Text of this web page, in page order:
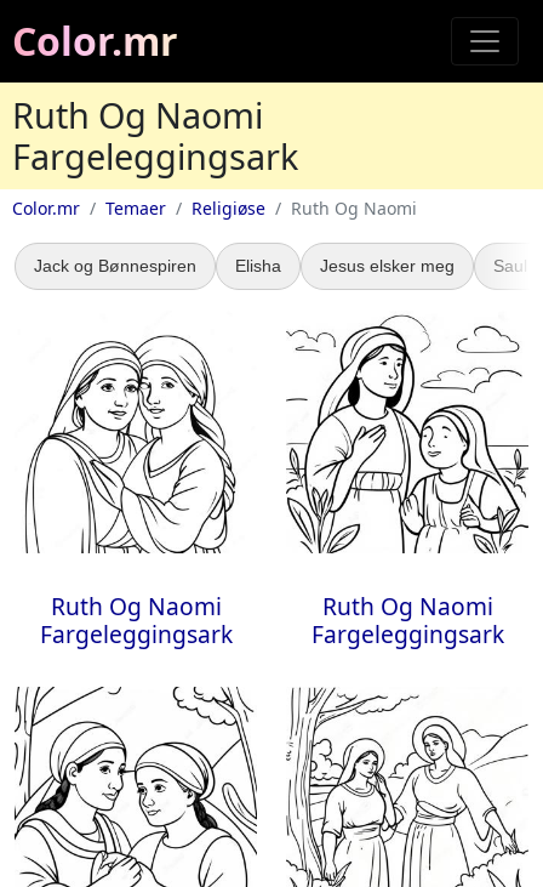
Color.mr
Ruth Og Naomi
Fargeleggingsark
Color.mr Temaer Religiøse Ruth Og Naomi
Jack og Bønnespiren Elisha Jesus elsker meg Saul
Ruth Og Naomi
Fargeleggingsark
Ruth Og Naomi
Fargeleggingsark